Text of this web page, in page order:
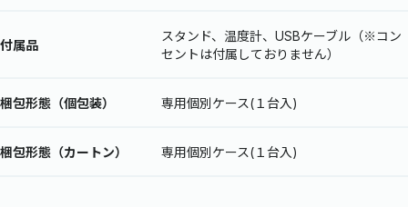
付属品
スタンド、温度計、USBケーブル（※コン
セントは付属しておりません）
梱包形態（個包装） 専用個別ケース(１台入)
梱包形態（カートン） 専用個別ケース(１台入)